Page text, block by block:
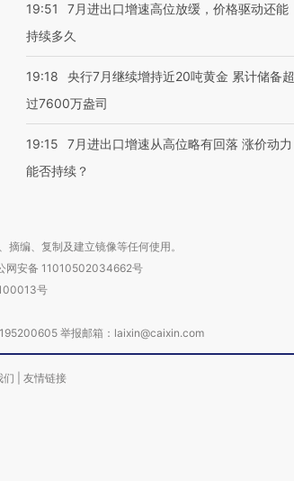
19:51
7月进出口增速高位放缓，价格驱动还能
持续多久
19:18
央行7月继续增持近20吨黄金 累计储备超
过7600万盎司
19:15
7月进出口增速从高位略有回落 涨价动力
能否持续？
编、复制及建立镜像等任何使用。
网安备 11010502034662号
号
举报邮箱：laixin@caixin.com
们 友情链接